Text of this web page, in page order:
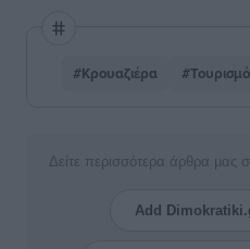
#Κρουαζιέρα
Δείτε περισσότερα άρθρα μας
Add